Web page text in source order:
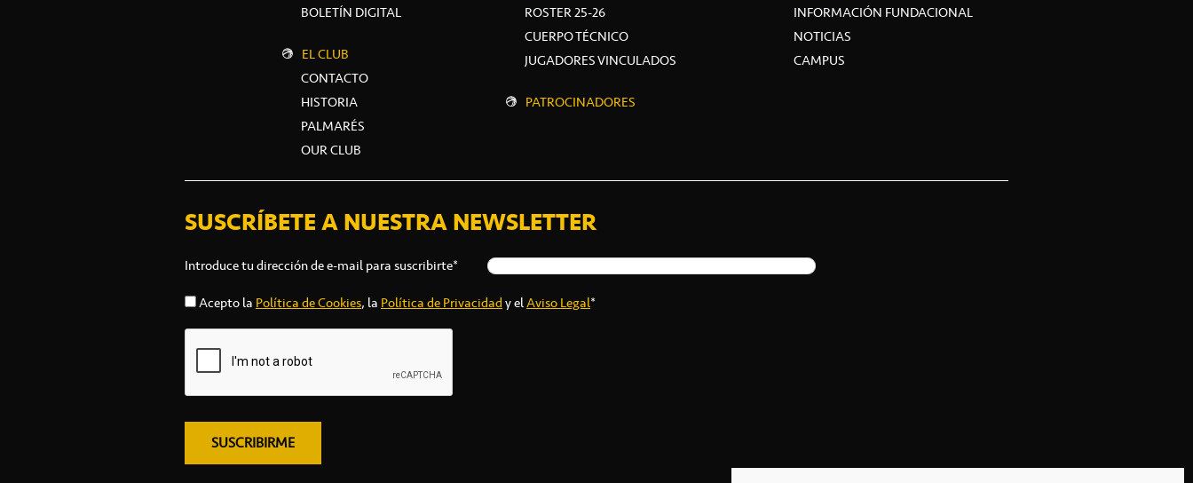
BOLETÍN DIGITAL
EL CLUB
CONTACTO
HISTORIA
PALMARÉS
OUR CLUB
ROSTER 25-26
CUERPO TÉCNICO
JUGADORES VINCULADOS
PATROCINADORES
INFORMACIÓN FUNDACIONAL
NOTICIAS
CAMPUS
SUSCRÍBETE A NUESTRA NEWSLETTER
Introduce tu dirección de e-mail para suscribirte*
Acepto la Política de Cookies, la Política de Privacidady elAviso Legal*